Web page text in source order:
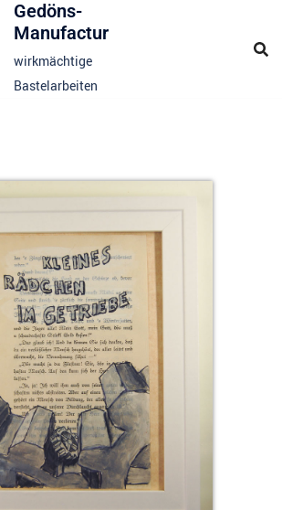
Gedöns-
Manufactur
wirkmächtige
Bastelarbeiten